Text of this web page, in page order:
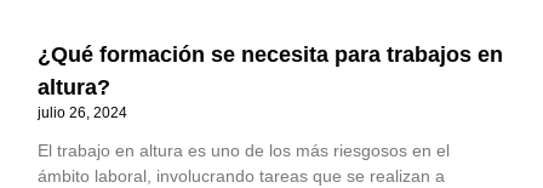
¿Qué formación se necesita para trabajos en
altura?
julio 26, 2024
El trabajo en altura es uno de los más riesgosos en el
ámbito laboral, involucrando tareas que se realizan a